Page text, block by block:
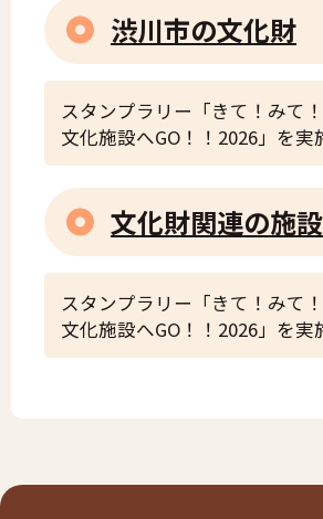
渋川市の文化財
スタンプラリー「きて！みて
文化施設へGO！！2026」を実
文化財関連の施設
スタンプラリー「きて！みて
文化施設へGO！！2026」を実